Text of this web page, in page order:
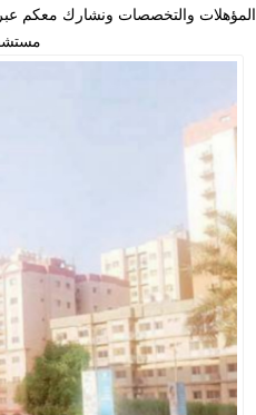
المؤهلات والتخصصات ونشارك معكم عبر